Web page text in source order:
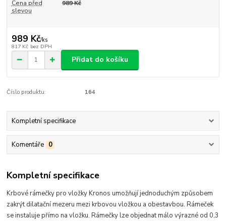
Cena před
slevou
989 Kč
989 Kč/ks
817 Kč bez DPH
Přidat do košíku
Číslo produktu: 164
Kompletní specifikace
Komentáře 0
Kompletní specifikace
Krbové rámečky pro vložky Kronos umožňují jednoduchým způsobem
zakrýt dilatační mezeru mezi krbovou vložkou a obestavbou. Rámeček
se instaluje přímo na vložku. Rámečky lze objednat málo výrazné od 0,3